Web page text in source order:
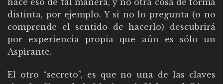
hace eso de tal manera, y no otra cosa de forma
distinta, por ejemplo. Y si no lo pregunta (o no
comprende el sentido de hacerlo) descubrirá
por experiencia propia que aún es sólo un
Aspirante.
El otro “secreto”, es que no una de las claves